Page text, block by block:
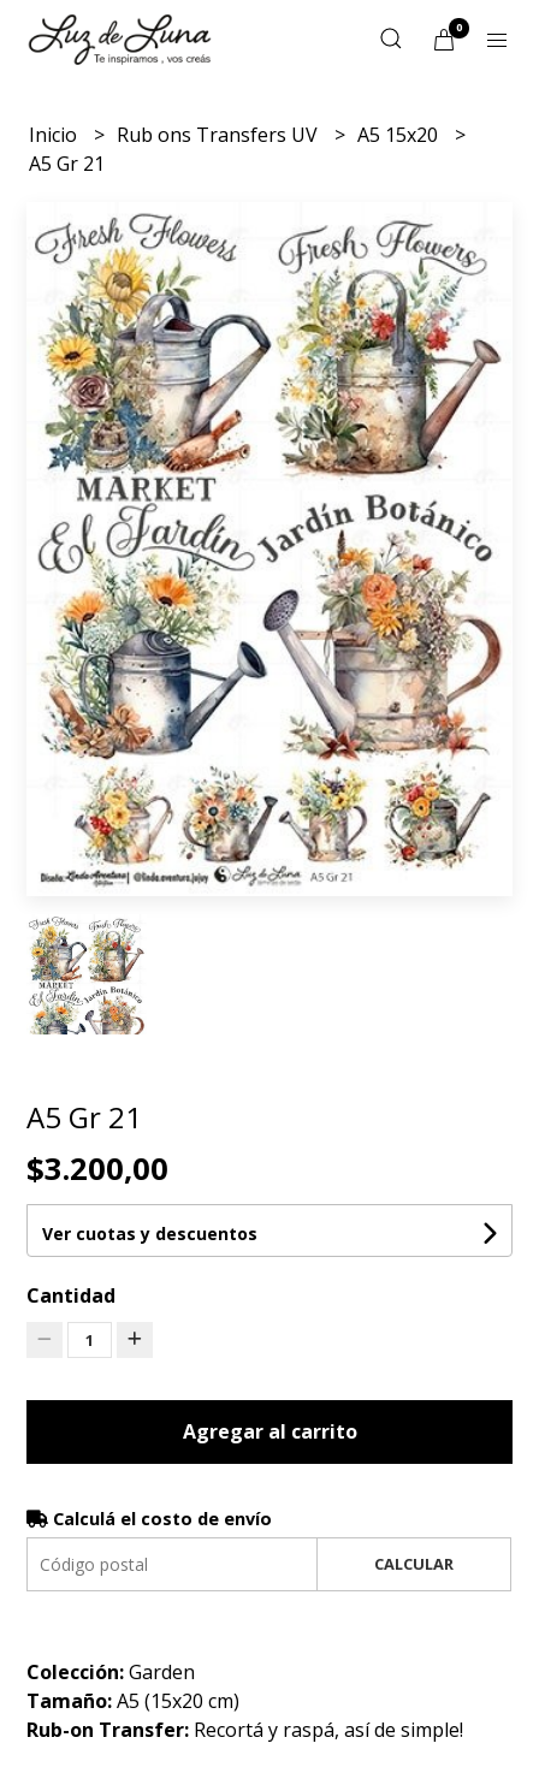
0
Inicio Rub ons Transfers UV
A5 15x20
A5 Gr 21
A5 Gr 21
$3.200,00
Ver cuotas y descuentos
Cantidad
1
Agregar al carrito
Calculá el costo de envío
CALCULAR
Colección:Garden
Tamaño:A5 (15x20 cm)
Rub-on Transfer: Recortá y raspá, así de simple!